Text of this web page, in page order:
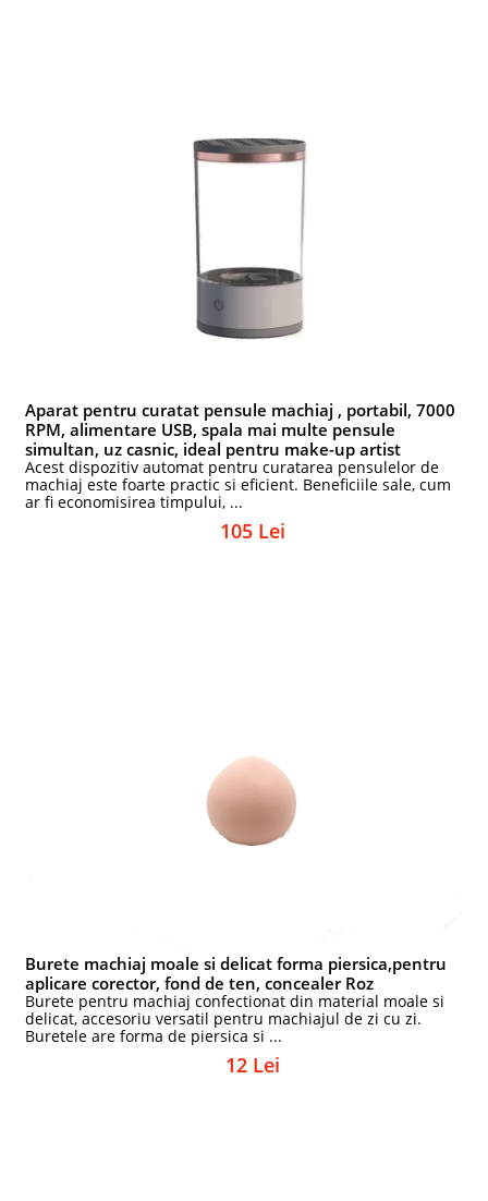
Aparat pentru curatat pensule machiaj , portabil, 7000
RPM, alimentare USB, spala mai multe pensule
simultan, uz casnic, ideal pentru make-up artist
Acest dispozitiv automat pentru curatarea pensulelor de
machiaj este foarte practic si eficient. Beneficiile sale, cum
ar fi economisirea timpului, ...
105 Lei
Burete machiaj moale si delicat forma piersica,pentru
aplicare corector, fond de ten, concealer Roz
Burete pentru machiaj confectionat din material moale si
delicat, accesoriu versatil pentru machiajul de zi cu zi.
Buretele are forma de piersica si ...
12 Lei